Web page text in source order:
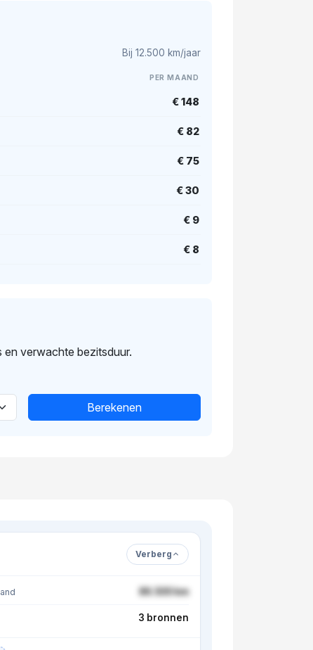
Bij 12.500 km/jaar
PER MAAND
€ 148
€ 82
€ 75
€ 30
€ 9
€ 8
en verwachte bezitsduur.
Berekenen
Verberg
86.500 km
3 bronnen